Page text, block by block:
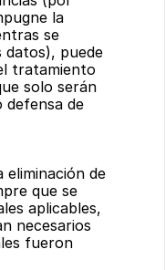
la
se
datos), puede
tratamiento
solo serán
defensa de
eliminación de
que se
aplicables,
necesarios
fueron